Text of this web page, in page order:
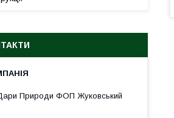
Природи ФОП Жуковський